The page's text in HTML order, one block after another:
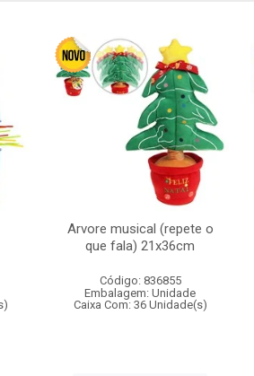
Arvore musical (repete o
que fala) 21x36cm
Código: 836855
Embalagem: Unidade
Caixa Com: 36 Unidade(s)